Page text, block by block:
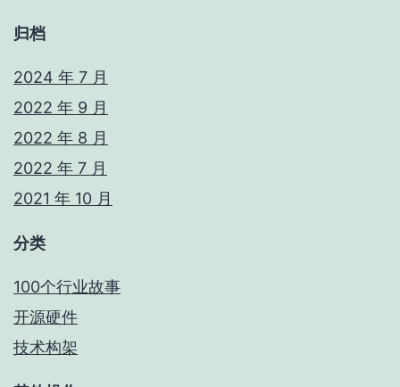
归档
2024 年 7 月
2022 年 9 月
2022 年 8 月
2022 年 7 月
2021 年 10 月
分类
100个行业故事
开源硬件
技术构架